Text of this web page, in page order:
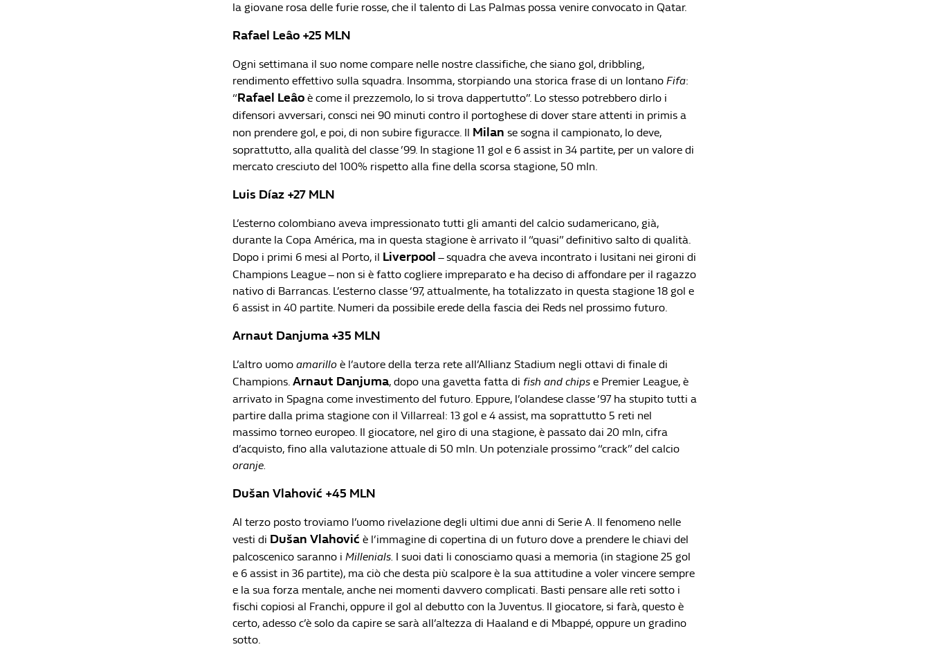
la giovane rosa delle furie rosse, che il talento di Las Palmas possa venire convocato in Qatar.
Rafael Leâo +25 MLN
Ogni settimana il suo nome compare nelle nostre classifiche, che siano gol, dribbling,
rendimento effettivo sulla squadra. Insomma, storpiando una storica frase di un lontano Fifa:
“Rafael Leâo è come il prezzemolo, lo si trova dappertutto”. Lo stesso potrebbero dirlo i
difensori avversari, consci nei 90 minuti contro il portoghese di dover stare attenti in primis a
non prendere gol, e poi, di non subire figuracce. Il Milan se sogna il campionato, lo deve,
soprattutto, alla qualità del classe ’99. In stagione 11 gol e 6 assist in 34 partite, per un valore di
mercato cresciuto del 100% rispetto alla fine della scorsa stagione, 50 mln.
Luis Díaz +27 MLN
L’esterno colombiano aveva impressionato tutti gli amanti del calcio sudamericano, già,
durante la Copa América, ma in questa stagione è arrivato il “quasi” definitivo salto di qualità.
Dopo i primi 6 mesi al Porto, il Liverpool – squadra che aveva incontrato i lusitani nei gironi di
Champions League – non si è fatto cogliere impreparato e ha deciso di affondare per il ragazzo
nativo di Barrancas. L’esterno classe ’97, attualmente, ha totalizzato in questa stagione 18 gol e
6 assist in 40 partite. Numeri da possibile erede della fascia dei Reds nel prossimo futuro.
Arnaut Danjuma +35 MLN
L’altro uomo amarillo è l’autore della terza rete all’Allianz Stadium negli ottavi di finale di
Champions. Arnaut Danjuma, dopo una gavetta fatta di fish and chips e Premier League, è
arrivato in Spagna come investimento del futuro. Eppure, l’olandese classe ’97 ha stupito tutti a
partire dalla prima stagione con il Villarreal: 13 gol e 4 assist, ma soprattutto 5 reti nel
massimo torneo europeo. Il giocatore, nel giro di una stagione, è passato dai 20 mln, cifra
d’acquisto, fino alla valutazione attuale di 50 mln. Un potenziale prossimo “crack” del calcio
oranje.
Dušan Vlahović +45 MLN
Al terzo posto troviamo l’uomo rivelazione degli ultimi due anni di Serie A. Il fenomeno nelle
vesti di Dušan Vlahović è l’immagine di copertina di un futuro dove a prendere le chiavi del
palcoscenico saranno i Millenials. I suoi dati li conosciamo quasi a memoria (in stagione 25 gol
e 6 assist in 36 partite), ma ciò che desta più scalpore è la sua attitudine a voler vincere sempre
e la sua forza mentale, anche nei momenti davvero complicati. Basti pensare alle reti sotto i
fischi copiosi al Franchi, oppure il gol al debutto con la Juventus. Il giocatore, si farà, questo è
certo, adesso c’è solo da capire se sarà all’altezza di Haaland e di Mbappé, oppure un gradino
sotto.